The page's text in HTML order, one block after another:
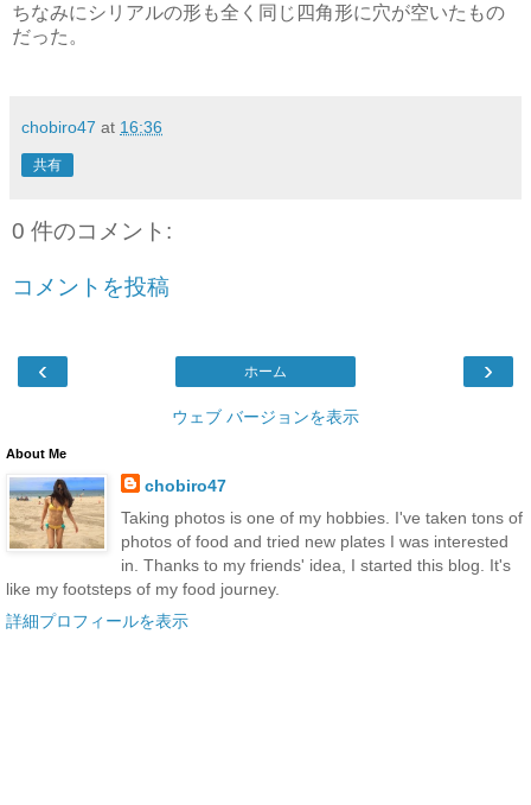
ちなみにシリアルの形も全く同じ四角形に穴が空いたもの
だった。
chobiro47 at 16:36
共有
0 件のコメント:
コメントを投稿
‹ ›
ホーム
ウェブ バージョンを表示
About Me
chobiro47
Taking photos is one of my hobbies. I've taken tons of
photos of food and tried new plates I was interested
in. Thanks to my friends' idea, I started this blog. It's
like my footsteps of my food journey.
詳細プロフィールを表示